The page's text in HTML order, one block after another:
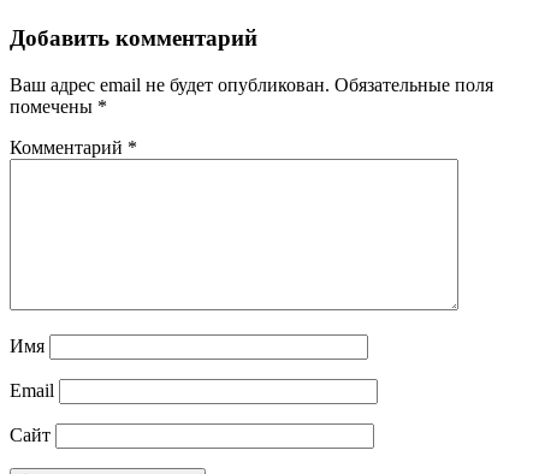
Добавить комментарий
Ваш адрес email не будет опубликован. Обязательные поля
помечены *
Комментарий *
Имя
Email
Сайт